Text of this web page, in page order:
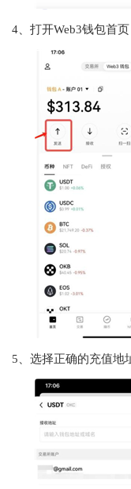
4、打开Web3钱包首
5、选择正确的充值地